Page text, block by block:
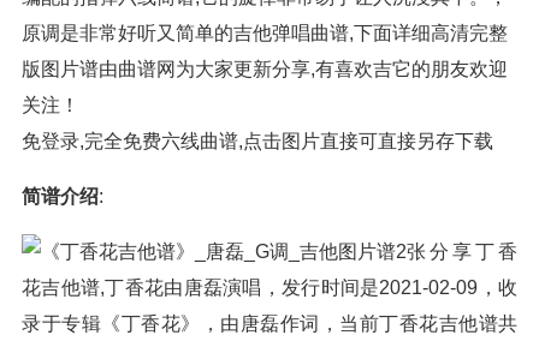
原调是非常好听又简单的吉他弹唱曲谱,下面详细高清完整
版图片谱由曲谱网为大家更新分享,有喜欢吉它的朋友欢迎
关注！
免登录,完全免费六线曲谱,点击图片直接可直接另存下载
简谱介绍:
分享丁香
花吉他谱,丁香花由唐磊演唱，发行时间是2021-02-09，收
录于专辑《丁香花》，由唐磊作词，当前丁香花吉他谱共